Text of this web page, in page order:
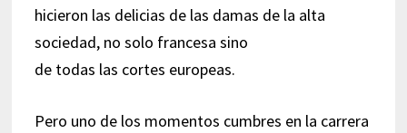
hicieron las delicias de las damas de la alta
sociedad, no solo francesa sino
de todas las cortes europeas.
Pero uno de los momentos cumbres en la carrera